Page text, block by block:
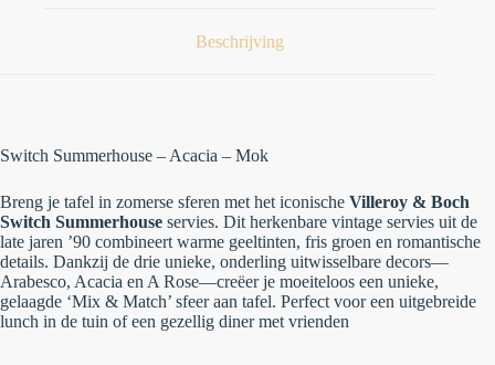
Beschrijving
Switch Summerhouse – Acacia – Mok
Breng je tafel in zomerse sferen met het iconische Villeroy & Boch
Switch Summerhouse servies. Dit herkenbare vintage servies uit de
late jaren ’90 combineert warme geeltinten, fris groen en romantische
details. Dankzij de drie unieke, onderling uitwisselbare decors—
Arabesco, Acacia en A Rose—creëer je moeiteloos een unieke,
gelaagde ‘Mix & Match’ sfeer aan tafel. Perfect voor een uitgebreide
lunch in de tuin of een gezellig diner met vrienden